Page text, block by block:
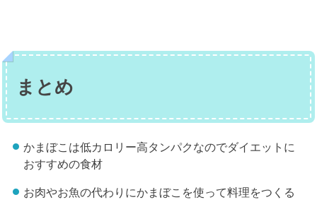
まとめ
かまぼこは低カロリー高タンパクなのでダイエットに
おすすめの食材
お肉やお魚の代わりにかまぼこを使って料理をつくる